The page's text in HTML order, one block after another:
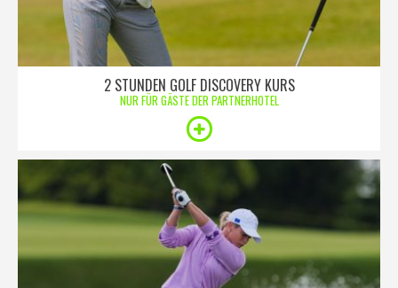
2 STUNDEN GOLF DISCOVERY KURS
NUR FÜR GÄSTE DER PARTNERHOTEL